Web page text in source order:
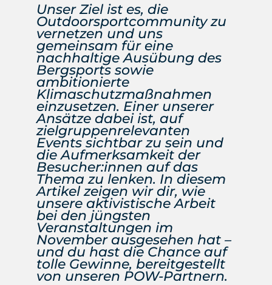
Unser Ziel ist es, die
Outdoorsportcommunity zu
vernetzen und uns
gemeinsam für eine
nachhaltige Ausübung des
Bergsports sowie
ambitionierte
Klimaschutzmaßnahmen
einzusetzen. Einer unserer
Ansätze dabei ist, auf
zielgruppenrelevanten
Events sichtbar zu sein und
die Aufmerksamkeit der
Besucher:innen auf das
Thema zu lenken. In diesem
Artikel zeigen wir dir, wie
unsere aktivistische Arbeit
bei den jüngsten
Veranstaltungen im
November ausgesehen hat –
und du hast die Chance auf
tolle Gewinne, bereitgestellt
von unseren POW-Partnern.